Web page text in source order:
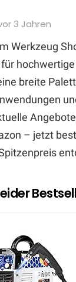
3 Jahren
Werkzeug
breite
– jetzt